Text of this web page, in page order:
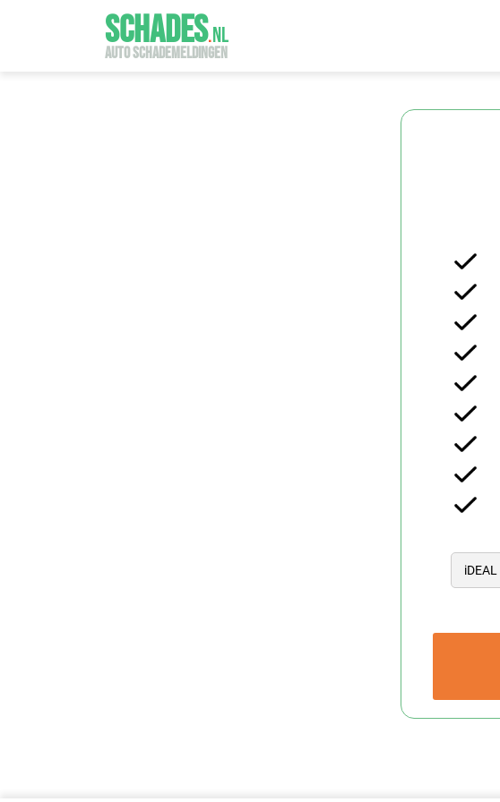
SCHADES.NL
AUTO SCHADEMELDINGEN